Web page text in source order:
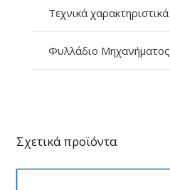
Τεχνικά χαρακτηριστικά
Φυλλάδιο Μηχανήματος
Σχετικά προϊόντα